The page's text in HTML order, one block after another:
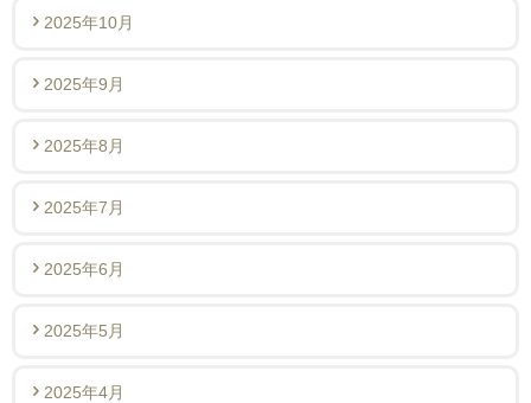
2025年10月
2025年9月
2025年8月
2025年7月
2025年6月
2025年5月
2025年4月